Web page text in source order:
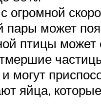
огромной
пары может
птицы
могут
яйца,